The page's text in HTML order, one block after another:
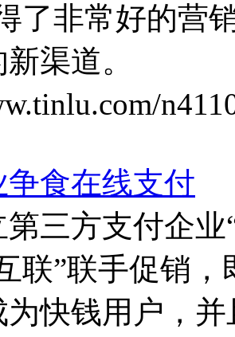
了非常好的营
渠道。
争食在线支付
第三方支付企
联”联手促销
为快钱用户，